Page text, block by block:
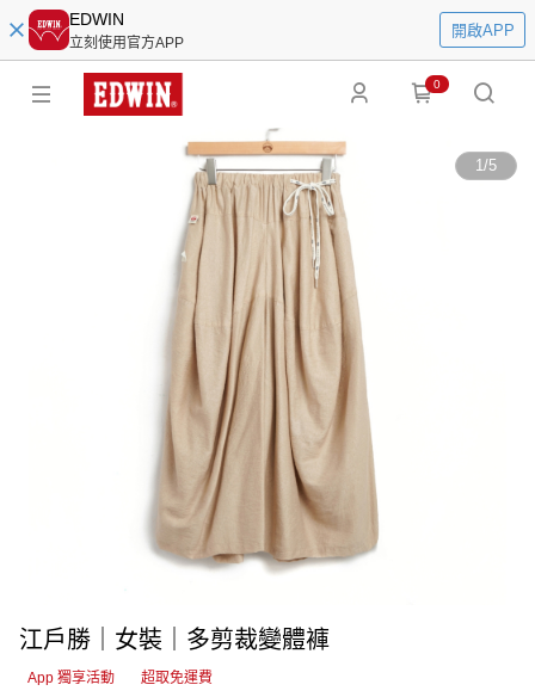
EDWIN
立刻使用官方APP
開啟APP
0
1/5
江戶勝｜女裝｜多剪裁變體褲
App 獨享活動 超取免運費